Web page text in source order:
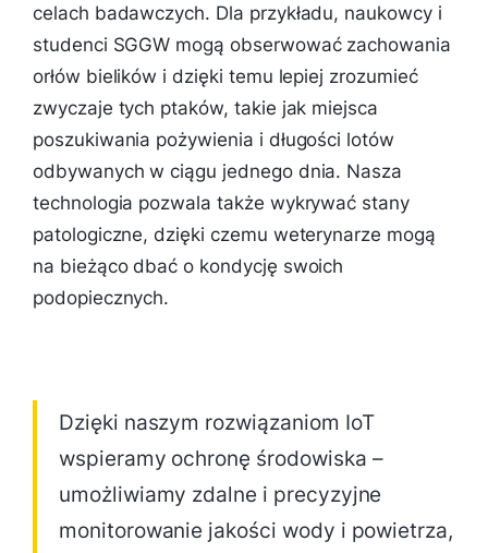
celach badawczych. Dla przykładu, naukowcy i
studenci SGGW mogą obserwować zachowania
orłów bielików i dzięki temu lepiej zrozumieć
zwyczaje tych ptaków, takie jak miejsca
poszukiwania pożywienia i długości lotów
odbywanych w ciągu jednego dnia. Nasza
technologia pozwala także wykrywać stany
patologiczne, dzięki czemu weterynarze mogą
na bieżąco dbać o kondycję swoich
podopiecznych.
Dzięki naszym rozwiązaniom IoT
wspieramy ochronę środowiska –
umożliwiamy zdalne i precyzyjne
monitorowanie jakości wody i powietrza,